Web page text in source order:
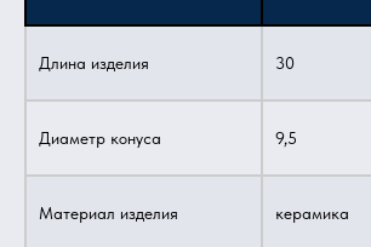
Длина изделия 30
Диаметр конуса 9,5
Материал изделия керамика